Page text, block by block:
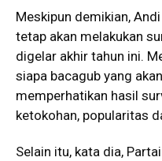
Meskipun demikian,
tetap akan melakukan
digelar akhir tahun ini.
siapa bacagub yang
memperhatikan hasil
ketokohan, popularitas
Selain itu, kata dia,